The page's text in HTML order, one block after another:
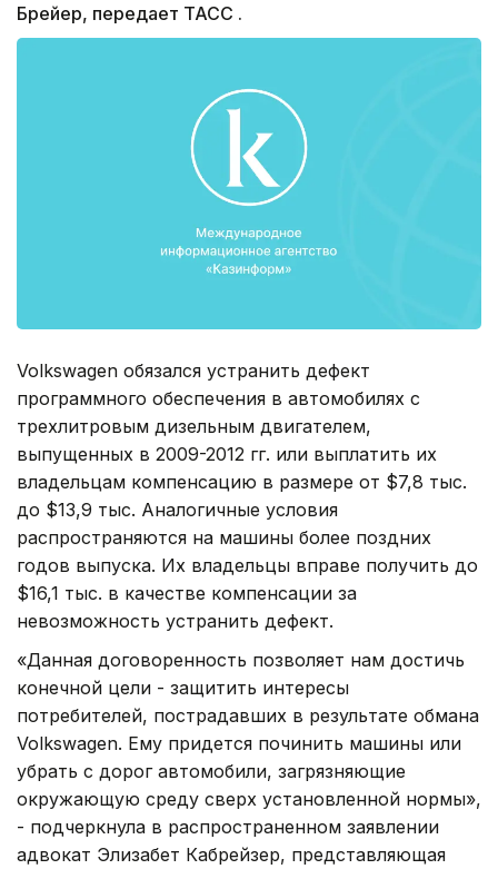
Брейер, передает ТАСС .
Volkswagen обязался устранить дефект
программного обеспечения в автомобилях с
трехлитровым дизельным двигателем,
выпущенных в 2009-2012 гг. или выплатить их
владельцам компенсацию в размере от $7,8 тыс.
до $13,9 тыс. Аналогичные условия
распространяются на машины более поздних
годов выпуска. Их владельцы вправе получить до
$16,1 тыс. в качестве компенсации за
невозможность устранить дефект.
«Данная договоренность позволяет нам достичь
конечной цели - защитить интересы
потребителей, пострадавших в результате обмана
Volkswagen. Ему придется починить машины или
убрать с дорог автомобили, загрязняющие
окружающую среду сверх установленной нормы»,
- подчеркнула в распространенном заявлении
адвокат Элизабет Кабрейзер, представляющая